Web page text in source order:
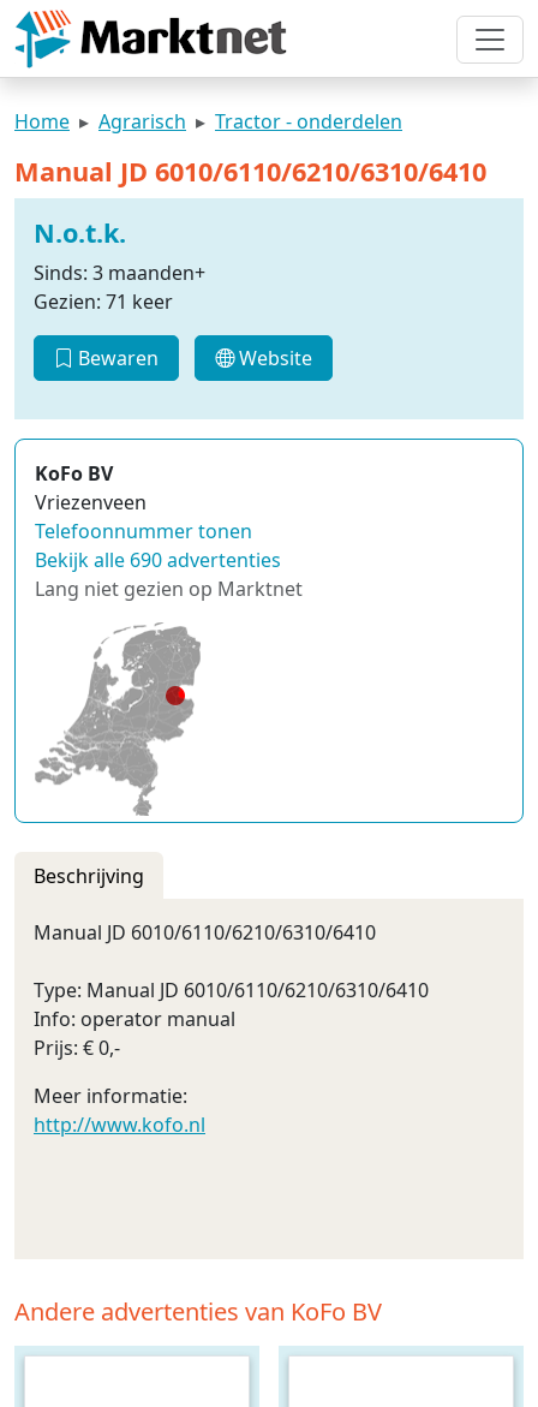
Home Agrarisch Tractor - onderdelen
Manual JD 6010/6110/6210/6310/6410
N.o.t.k.
Sinds: 3 maanden+
Gezien: 71 keer
Bewaren Website
KoFo BV
Vriezenveen
Telefoonnummer tonen
Bekijk alle 690 advertenties
Lang niet gezien op Marktnet
Beschrijving
Manual JD 6010/6110/6210/6310/6410
Type: Manual JD 6010/6110/6210/6310/6410
Info: operator manual
Prijs: € 0,-
Meer informatie:
http://www.kofo.nl
Andere advertenties van KoFo BV